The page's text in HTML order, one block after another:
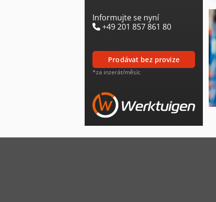
Informujte se nyní
+49 201 857 861 80
prodávat bez provize
*za inzerát/měsíc